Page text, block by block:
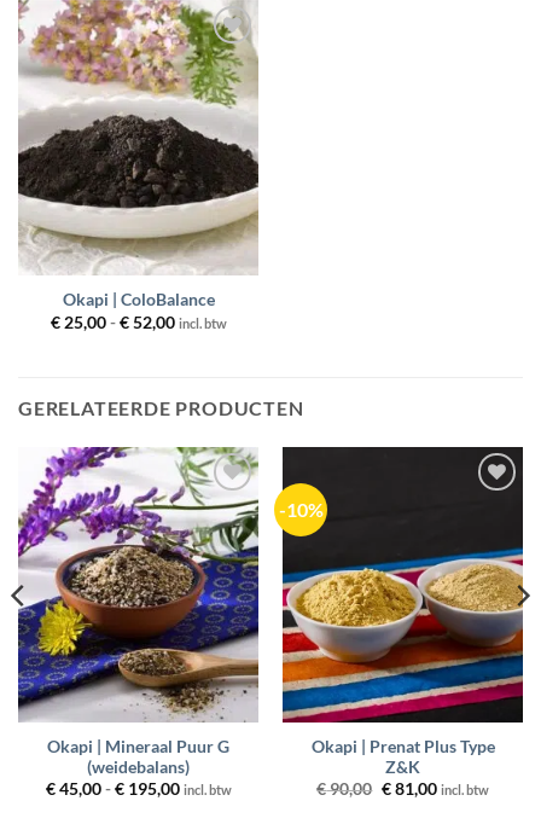
Toevoegen
aan
wenslijst
Okapi | ColoBalance
€25,00 - €52,00Prijsklasse:
incl. btw
GERELATEERDE PRODUCTEN
Toevoegen
aan
wenslijst
Okapi | Mineraal Puur G
(weidebalans)
€45,00 - €195,00Prijsklasse:
incl. btw
-10%
Okapi | Prenat Plus Type
Z&K
€90,00 Oorspronkelijke
€81,00Huidige
incl. btw